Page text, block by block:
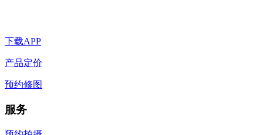
下载APP
产品定价
预约修图
服务